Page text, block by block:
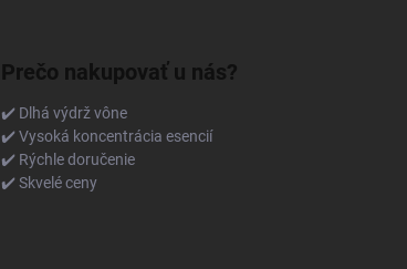
Prečo nakupovať u nás?
✔️ Dlhá výdrž vône
✔️ Vysoká koncentrácia esencií
✔️ Rýchle doručenie
✔️ Skvelé ceny